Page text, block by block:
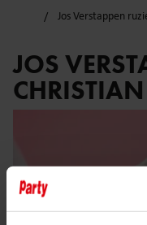
Jos Verstappen
JOS